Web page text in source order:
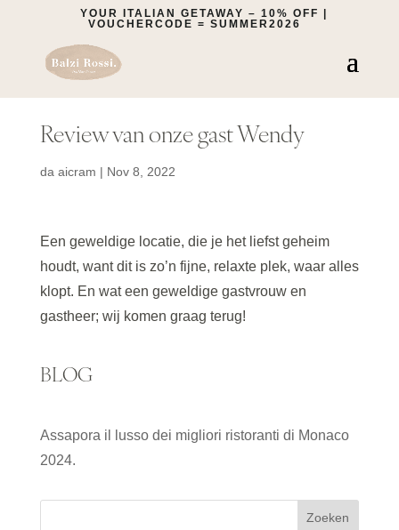
YOUR ITALIAN GETAWAY – 10% OFF |
VOUCHERCODE = SUMMER2026
Review van onze gast Wendy
da aicram | Nov 8, 2022
Een geweldige locatie, die je het liefst geheim
houdt, want dit is zo’n fijne, relaxte plek, waar alles
klopt. En wat een geweldige gastvrouw en
gastheer; wij komen graag terug!
BLOG
Assapora il lusso dei migliori ristoranti di Monaco
2024.
Zoeken